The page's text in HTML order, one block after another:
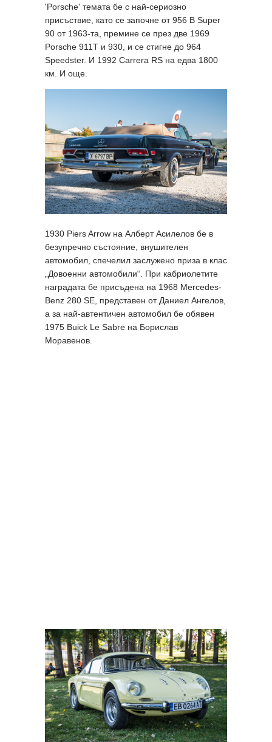
'Porsche' темата бе с най-сериозно
присъствие, като се започне от 956 B Super
90 от 1963-та, премине се през две 1969
Porsche 911T и 930, и се стигне до 964
Speedster. И 1992 Carrera RS на едва 1800
км. И още.
1930 Piers Arrow на Алберт Асилелов бе в
безупречно състояние, внушителен
автомобил, спечелил заслужено приза в клас
„Довоенни автомобили“. При кабриолетите
наградата бе присъдена на 1968 Mercedes-
Benz 280 SE, представен от Даниел Ангелов,
а за най-автентичен автомобил бе обявен
1975 Buick Le Sabre на Борислав
Моравенов.